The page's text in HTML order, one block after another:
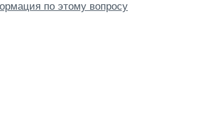
по этому вопросу